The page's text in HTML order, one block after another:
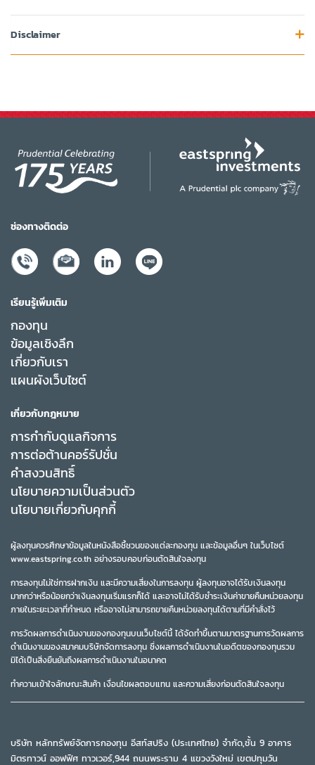
Disclaimer
ช่องทางติดต่อ
เรียนรู้เพิ่มเติม
กองทุน
ข้อมูลเชิงลึก
เกี่ยวกับเรา
แผนผังเว็บไซต์
เกี่ยวกับกฎหมาย
การกำกับดูแลกิจการ
การต่อต้านคอร์รัปชั่น
คำสงวนสิทธิ์
นโยบายความเป็นส่วนตัว
นโยบายเกี่ยวกับคุกกี้
ผู้ลงทุนควรศึกษาข้อมูลในหนังสือชี้ชวนของแต่ละกองทุน และข้อมูลอื่นๆ ในเว็บไซต์
www.eastspring.co.th อย่างรอบคอบก่อนตัดสินใจลงทุน
การลงทุนไม่ใช่การฝากเงิน และมีความเสี่ยงในการลงทุน ผู้ลงทุนอาจได้รับเงินลงทุน
มากกว่าหรือน้อยกว่าเงินลงทุนเริ่มแรกก็ได้ และอาจไม่ได้รับชำระเงินค่าขายคืนหน่วยลงทุน
ภายในระยะเวลาที่กำหนด หรืออาจไม่สามารถขายคืนหน่วยลงทุนได้ตามที่มีคำสั่งไว้
การวัดผลการดำเนินงานของกองทุนบนเว็บไซต์นี้ ได้จัดทำขึ้นตามมาตรฐานการวัดผลการ
ดำเนินงานของสมาคมบริษัทจัดการลงทุน ซึ่งผลการดำเนินงานในอดีตของกองทุนรวม
มิได้เป็นสิ่งยืนยันถึงผลการดำเนินงานในอนาคต
ทำความเข้าใจลักษณะสินค้า เงื่อนไขผลตอบแทน และความเสี่ยงก่อนตัดสินใจลงทุน
บริษัท หลักทรัพย์จัดการกองทุน อีสท์สปริง (ประเทศไทย) จำกัด,ชั้น 9 อาคาร
มิตรทาวน์ ออฟฟิศ ทาวเวอร์,944 ถนนพระราม 4 แขวงวังใหม่ เขตปทุมวัน